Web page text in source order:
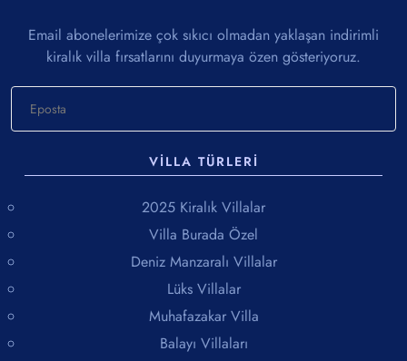
Email abonelerimize çok sıkıcı olmadan yaklaşan indirimli
kiralık villa fırsatlarını duyurmaya özen gösteriyoruz.
VILLA TÜRLERI
2025 Kiralık Villalar
Villa Burada Özel
Deniz Manzaralı Villalar
Lüks Villalar
Muhafazakar Villa
Balayı Villaları